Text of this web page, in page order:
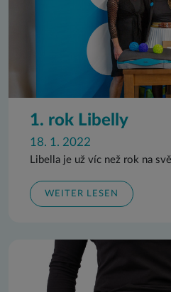
1. rok Libelly
18. 1. 2022
Libella je už víc než rok na
WEITER LESEN